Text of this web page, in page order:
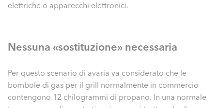
elettriche o apparecchi elettronici.
Nessuna «sostituzione» necessaria
Per questo scenario di avaria va considerato che le
bombole di gas per il grill normalmente in commercio
contengono 12 chilogrammi di propano. In una normale